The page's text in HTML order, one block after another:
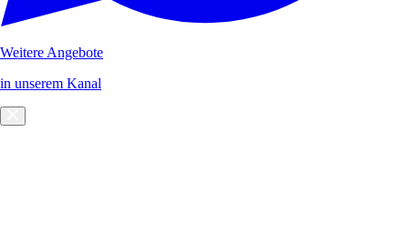
Weitere Angebote
in unserem Kanal